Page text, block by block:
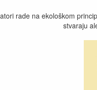
rade na ekološkom
stvaraju